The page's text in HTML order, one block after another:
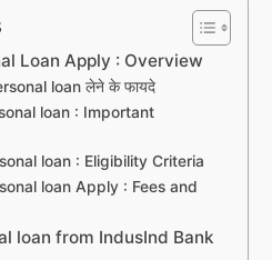
Loan Apply : Overview
loan लेने के फायदे
loan : Important
loan : Eligibility Criteria
loan Apply : Fees and
loan from IndusInd Bank